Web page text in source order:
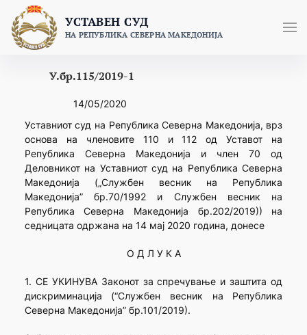
content
УСТАВЕН СУД
НА РЕПУБЛИКА СЕВЕРНА МАКЕДОНИЈА
У.бр.115/2019-1
14/05/2020
Уставниот суд на Република Северна Македонија, врз
основа на членовите 110 и 112 од Уставот на
Република Северна Македонија и член 70 од
Деловникот на Уставниот суд на Република Северна
Македонија („Службен весник на Република
Македонија” бр.70/1992 и Службен весник на
Република Северна Македонија бр.202/2019)) на
седницата одржана на 14 мај 2020 година, донесе
О Д Л У К А
1. СЕ УКИНУВА Законот за спречување и заштита од
дискриминација (“Службен весник на Република
Северна Македонија” бр.101/2019).